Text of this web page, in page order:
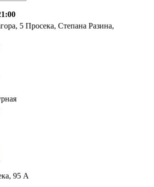
5 Просека, Степана Разина,
95 А